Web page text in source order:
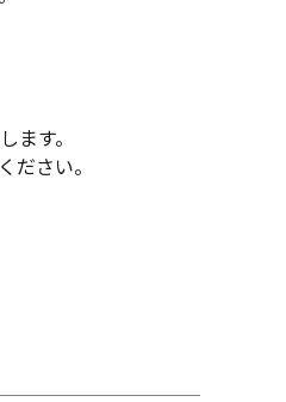
ます。
ださい。